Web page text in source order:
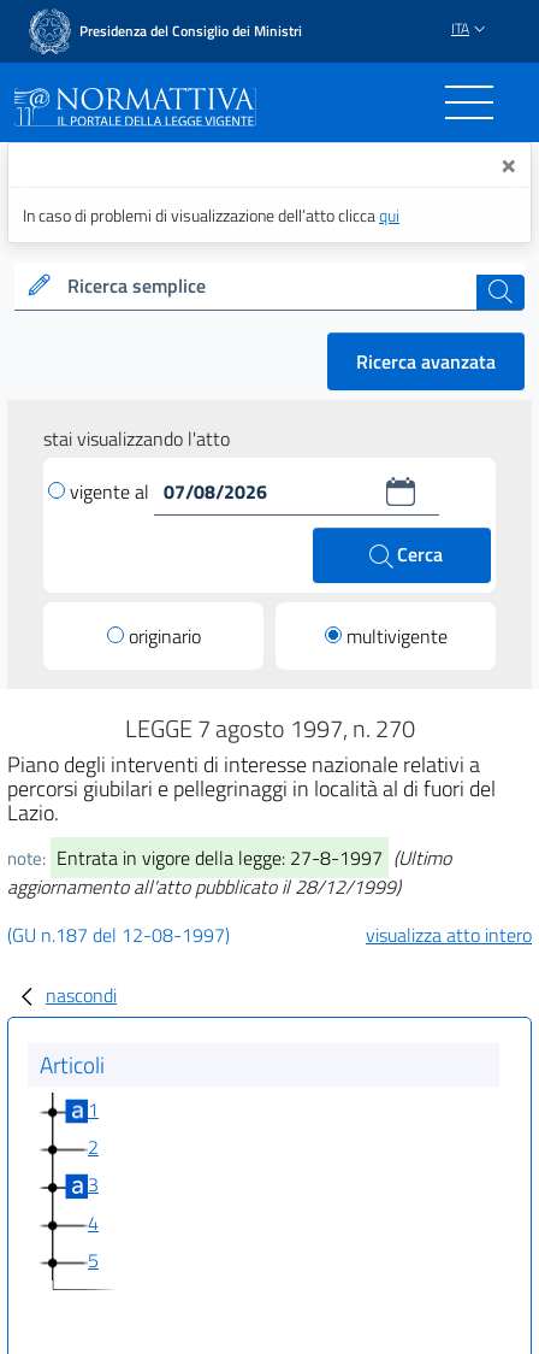
Presidenza del Consiglio dei Ministri ITA
Normattiva - Il portale ×
In caso di problemi di visualizzazione dell’atto cliccaqui
Ricerca semplice cerca
Ricerca avanzata
stai visualizzando l'atto
vigente al
Cerca
originario multivigente
LEGGE 7 agosto 1997, n. 270
Piano degli interventi di interesse nazionale relativi a
percorsi giubilari e pellegrinaggi in località al di fuori del
Lazio.
note: Entrata in vigore della legge: 27-8-1997 (Ultimo
aggiornamento all'atto pubblicato il 28/12/1999)
(GU n.187 del 12-08-1997)
visualizza atto intero
nascondi
Articoli
1
2
3
4
5